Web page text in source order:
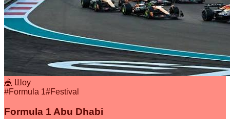
🎪 Шоу
#Formula 1#Festival
Formula 1 Abu Dhabi